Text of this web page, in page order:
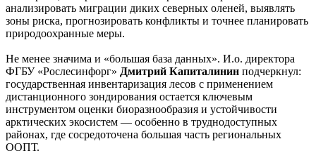
анализировать миграции диких северных оленей, выявлять
зоны риска, прогнозировать конфликты и точнее планировать
природоохранные меры.
Не менее значима и «большая база данных». И.о. директора
ФГБУ «Рослесинфорг» Дмитрий Капиталинин подчеркнул:
государственная инвентаризация лесов с применением
дистанционного зондирования остается ключевым
инструментом оценки биоразнообразия и устойчивости
арктических экосистем — особенно в труднодоступных
районах, где сосредоточена большая часть региональных
ООПТ.